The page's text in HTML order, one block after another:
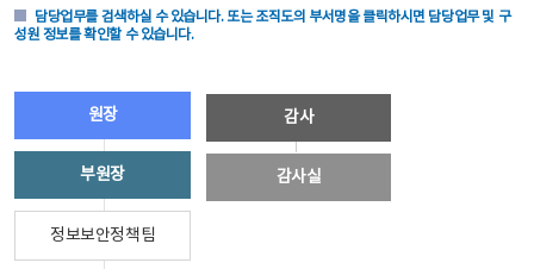
담당업무를 검색하실 수 있습니다. 또는 조직도의 부서명을 클릭하시면 담당업무 및 구
성원 정보를 확인할 수 있습니다.
원장
부원장
정보보안정책팀
감사
감사실